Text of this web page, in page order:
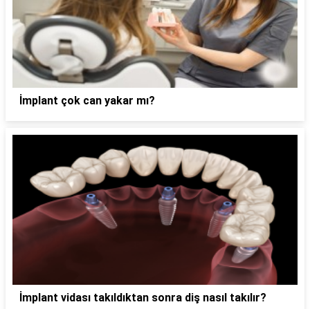
İmplant çok can yakar mı?
İmplant vidası takıldıktan sonra diş nasıl takılır?